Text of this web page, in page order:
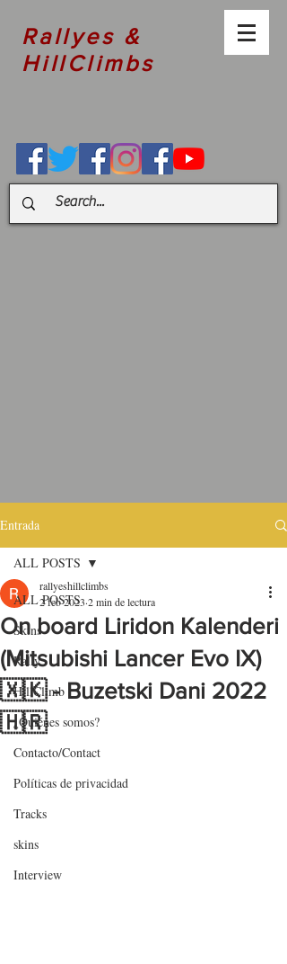
Rallyes &
HillClimbs
Entrada
ALL POSTS
Skins
Rally
HillClimb
¿Quiénes somos?
Contacto/Contact
Políticas de privacidad
Tracks
skins
Interview
ALL POSTS
On board Liridon Kalenderi
(Mitsubishi Lancer Evo IX)
🇽🇰 - Buzetski Dani 2022
🇭🇷
rallyeshillclimbs
2 feb 2023 2 min de lectura